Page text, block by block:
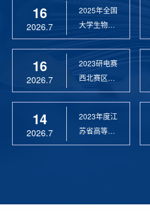
16
2026.7
2025年全国
大学生物联
网设计竞赛
16
2026.7
2023研电赛
西北赛区优
秀指导教师
14
2026.7
2023年度江
苏省高等学
校科学技术